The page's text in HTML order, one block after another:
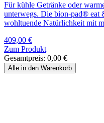
Für kühle Getränke oder
unterwegs. Die bion-pad® eat
wohltuende Natürlichkeit mit
409,00 €
Zum Produkt
Gesamtpreis: 0,00 €
Alle in den Warenkorb